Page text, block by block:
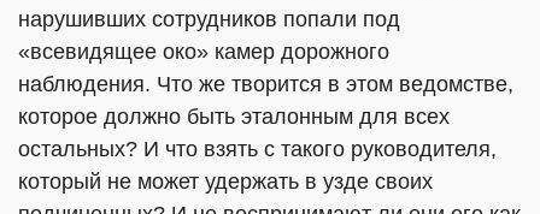
нарушивших сотрудников попали под
«всевидящее око» камер дорожного
наблюдения. Что же творится в этом ведомстве,
которое должно быть эталонным для всех
остальных? И что взять с такого руководителя,
который не может удержать в узде своих